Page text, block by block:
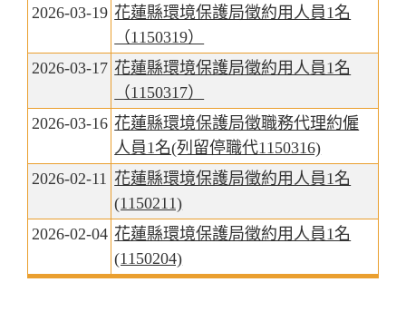
2026-03-19 花蓮縣環境保護局徵約用人員1名
（1150319）
2026-03-17 花蓮縣環境保護局徵約用人員1名
（1150317）
2026-03-16 花蓮縣環境保護局徵職務代理約僱
人員1名(列留停職代1150316)
2026-02-11 花蓮縣環境保護局徵約用人員1名
(1150211)
2026-02-04 花蓮縣環境保護局徵約用人員1名
(1150204)